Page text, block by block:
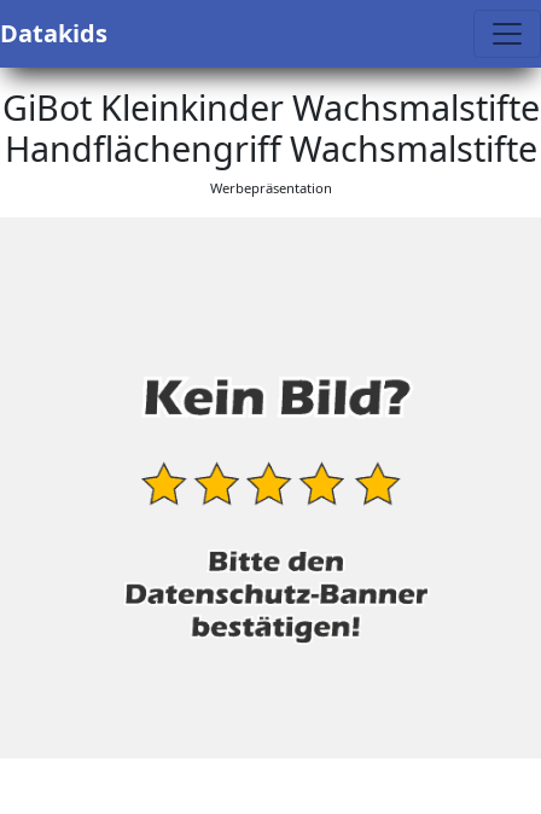
Datakids
GiBot Kleinkinder Wachsmalstifte
Handflächengriff Wachsmalstifte
Werbepräsentation